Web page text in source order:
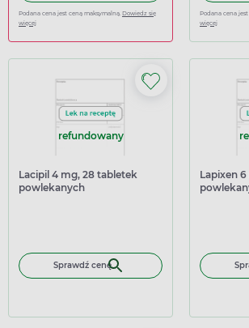
Podana cena jest ceną maksymalną. Dowiedz się
więcej
Podana cena
więcej
refundowany
Lacipil 4 mg, 28 tabletek
powlekanych
Sprawdź cenę
Lapixen